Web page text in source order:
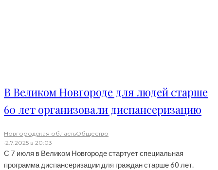
В Великом Новгороде для людей старше
60 лет организовали диспансеризацию
Новгородская областьОбщество
·2.7.2025 в 20:03
С 7 июля в Великом Новгороде стартует специальная
программа диспансеризации для граждан старше 60 лет.